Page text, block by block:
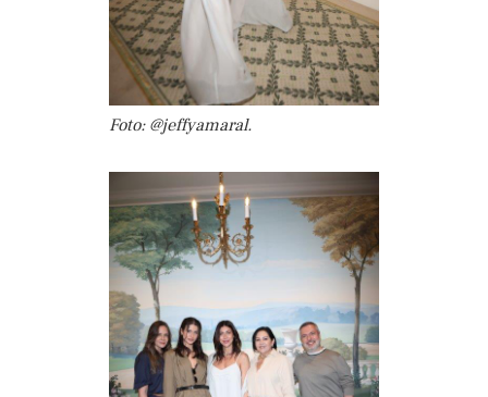
Foto: @jeffyamaral.